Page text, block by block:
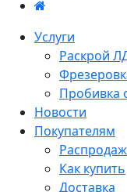
Услуги
Раскрой
Пробивка
Новости
Покупателям
Как купить
Доставка